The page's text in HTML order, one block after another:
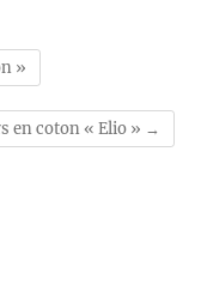
»
en coton « Elio » →